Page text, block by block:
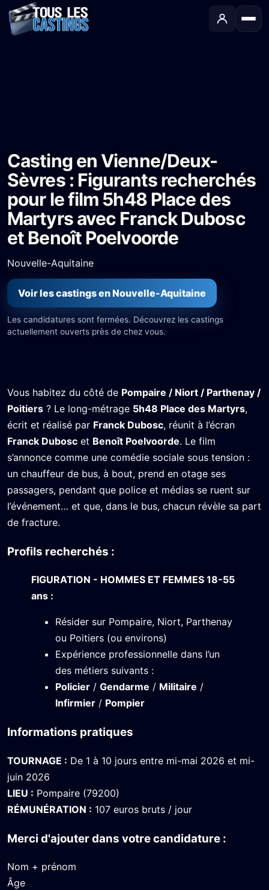
Casting en Vienne/Deux-
Sèvres : Figurants recherchés
pour le film 5h48 Place des
Martyrs avec Franck Dubosc
et Benoît Poelvoorde
Nouvelle-Aquitaine
Voir les castings en Nouvelle-Aquitaine
Les candidatures sont fermées. Découvrez les castings
actuellement ouverts près de chez vous.
Vous habitez du côté de Pompaire / Niort / Parthenay /
Poitiers ? Le long-métrage 5h48 Place des Martyrs,
écrit et réalisé par Franck Dubosc, réunit à l’écran
Franck Dubosc et Benoît Poelvoorde. Le film
s’annonce comme une comédie sociale sous tension :
un chauffeur de bus, à bout, prend en otage ses
passagers, pendant que police et médias se ruent sur
l’événement… et que, dans le bus, chacun révèle sa part
de fracture.
Profils recherchés :
FIGURATION - HOMMES ET FEMMES 18-55
ans :
Résider sur Pompaire, Niort, Parthenay
ou Poitiers (ou environs)
Expérience professionnelle dans l’un
des métiers suivants :
Policier / Gendarme / Militaire /
Infirmier / Pompier
Informations pratiques
TOURNAGE : De 1 à 10 jours entre mi-mai 2026 et mi-
juin 2026
LIEU : Pompaire (79200)
RÉMUNÉRATION : 107 euros bruts / jour
Merci d'ajouter dans votre candidature :
Nom + prénom
Âge